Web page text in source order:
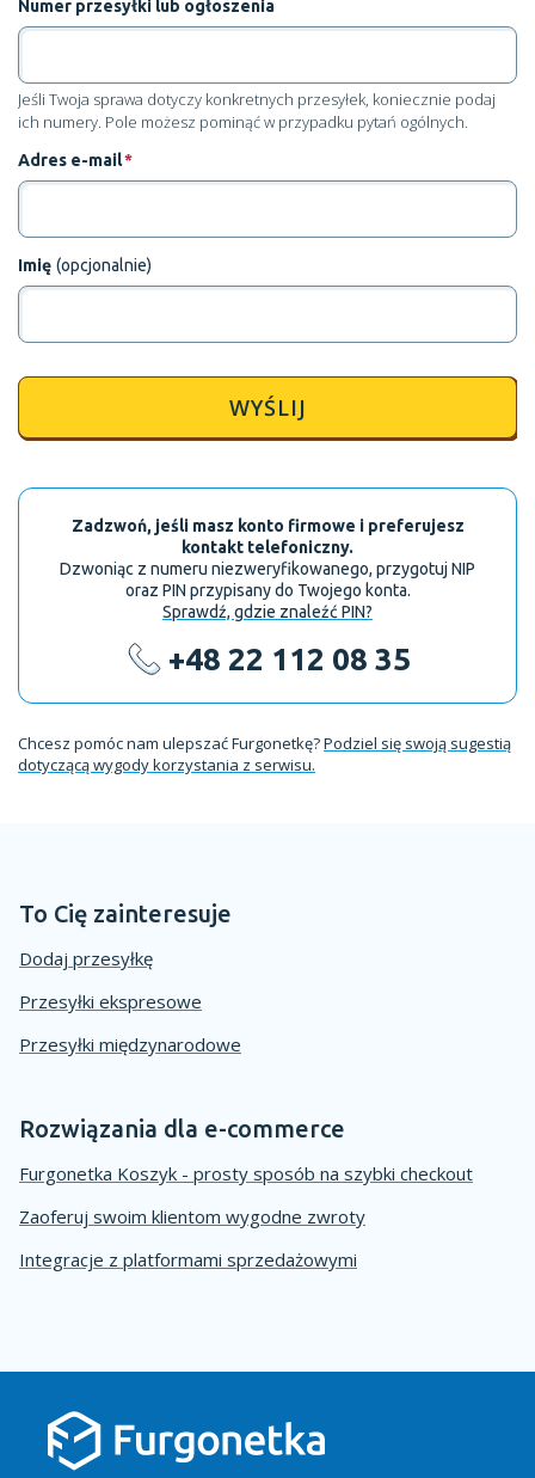
Numer przesyłki lub ogłoszenia
Jeśli Twoja sprawa dotyczy konkretnych przesyłek, koniecznie podaj
ich numery. Pole możesz pominąć w przypadku pytań ogólnych.
Adres e-mail*
Imię (opcjonalnie)
WYŚLIJ
Zadzwoń, jeśli masz konto firmowe i preferujesz
kontakt telefoniczny.
Dzwoniąc z numeru niezweryfikowanego, przygotuj NIP
oraz PIN przypisany do Twojego konta.
Sprawdź, gdzie znaleźć PIN?
+48 22 112 08 35
Chcesz pomóc nam ulepszać Furgonetkę?Podziel się swoją sugestią
dotyczącą wygody korzystania z serwisu.
To Cię zainteresuje
Dodaj przesyłkę
Przesyłki ekspresowe
Przesyłki międzynarodowe
Rozwiązania dla e-commerce
Furgonetka Koszyk - prosty sposób na szybki checkout
Zaoferuj swoim klientom wygodne zwroty
Integracje z platformami sprzedażowymi